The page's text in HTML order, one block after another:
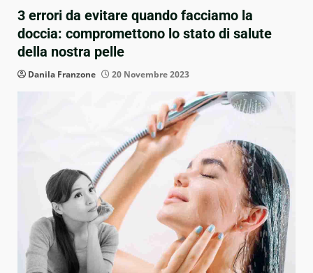
3 errori da evitare quando facciamo la
doccia: compromettono lo stato di salute
della nostra pelle
Danila Franzone 20 Novembre 2023